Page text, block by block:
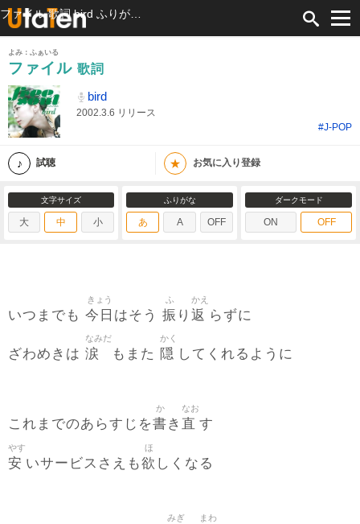
よみ：ふぁいる
ファイル 歌詞
bird
2002.3.6 リリース
#J-POP
試聴 ★ お気に入り登録
文字サイズ
大 中 小
ふりがな
あ A OFF
ダークモード
ON OFF
いつまでも 今日
きょう
はそう 振
ふ
り 返
かえ
らずに
ざわめきは 涙
なみだ
もまた 隠
かく
してくれるように
これまでのあらすじを書
か
き 直
なお
す
安
やす
いサービスさえも欲
ほ
しくなる
みぎ まわ